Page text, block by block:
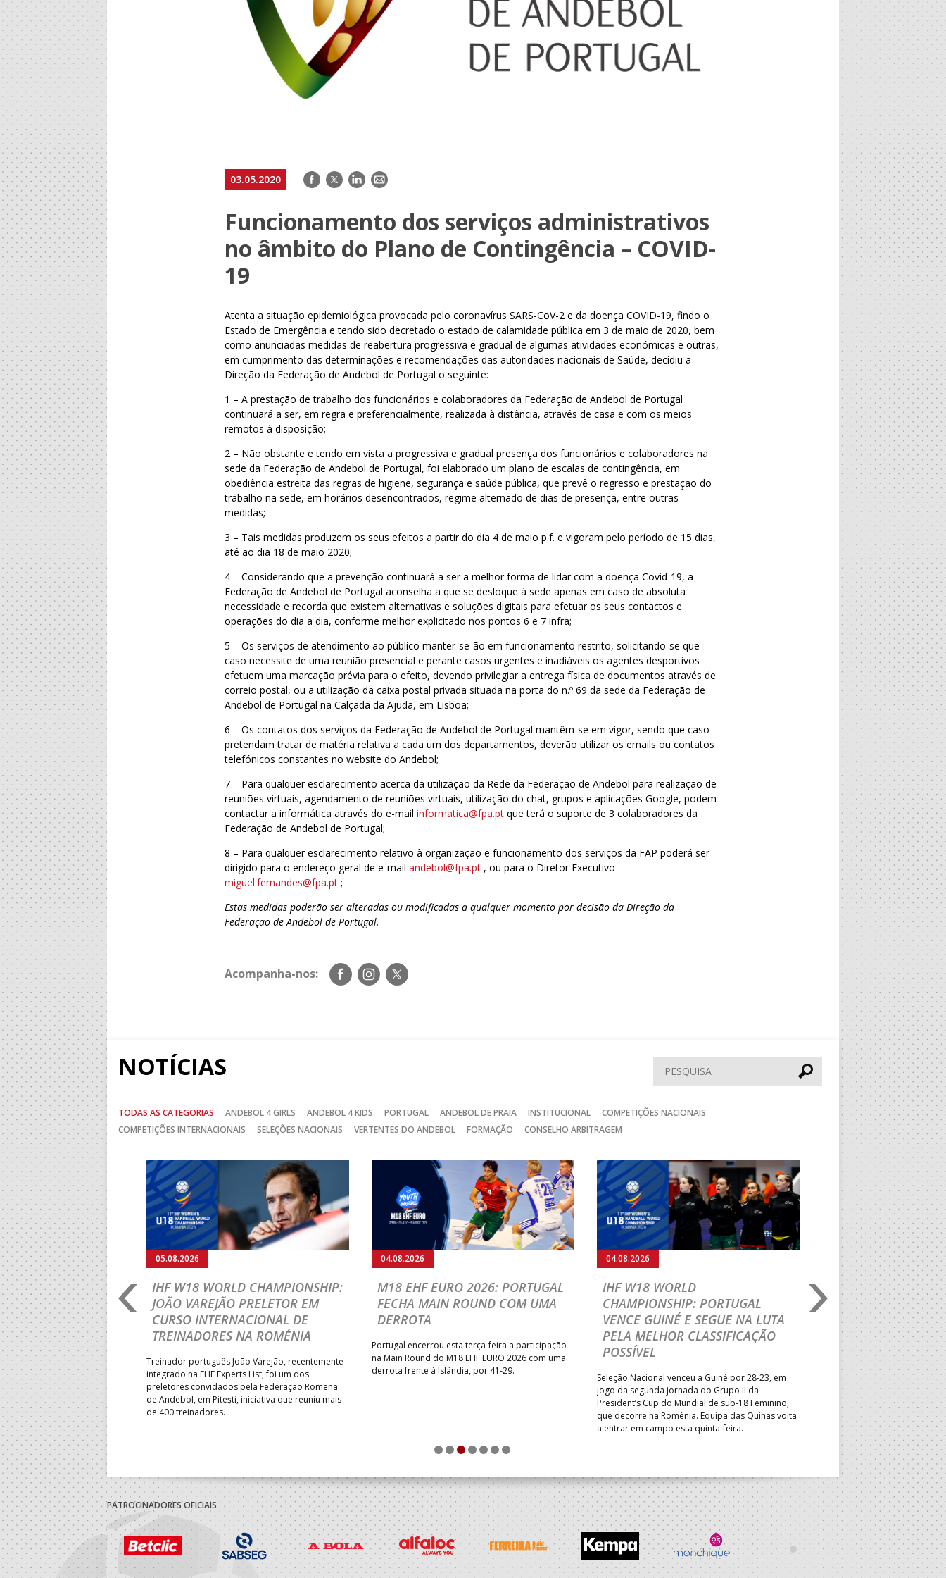
03.05.2020 Facebook
TwitterLinkedIn
E-
Funcionamento dos serviços administrativos
no âmbito do Plano de Contingência – COVID-
19
Atenta a situação epidemiológica provocada pelo coronavírus SARS-CoV-2 e da doença COVID-19, findo o
Estado de Emergência e tendo sido decretado o estado de calamidade pública em 3 de maio de 2020, bem
como anunciadas medidas de reabertura progressiva e gradual de algumas atividades económicas e outras,
em cumprimento das determinações e recomendações das autoridades nacionais de Saúde, decidiu a
Direção da Federação de Andebol de Portugal o seguinte:
1 – A prestação de trabalho dos funcionários e colaboradores da Federação de Andebol de Portugal
continuará a ser, em regra e preferencialmente, realizada à distância, através de casa e com os meios
remotos à disposição;
2 – Não obstante e tendo em vista a progressiva e gradual presença dos funcionários e colaboradores na
sede da Federação de Andebol de Portugal, foi elaborado um plano de escalas de contingência, em
obediência estreita das regras de higiene, segurança e saúde pública, que prevê o regresso e prestação do
trabalho na sede, em horários desencontrados, regime alternado de dias de presença, entre outras
medidas;
3 – Tais medidas produzem os seus efeitos a partir do dia 4 de maio p.f. e vigoram pelo período de 15 dias,
até ao dia 18 de maio 2020;
4 – Considerando que a prevenção continuará a ser a melhor forma de lidar com a doença Covid-19, a
Federação de Andebol de Portugal aconselha a que se desloque à sede apenas em caso de absoluta
necessidade e recorda que existem alternativas e soluções digitais para efetuar os seus contactos e
operações do dia a dia, conforme melhor explicitado nos pontos 6 e 7 infra;
5 – Os serviços de atendimento ao público manter-se-ão em funcionamento restrito, solicitando-se que
caso necessite de uma reunião presencial e perante casos urgentes e inadiáveis os agentes desportivos
efetuem uma marcação prévia para o efeito, devendo privilegiar a entrega física de documentos através de
correio postal, ou a utilização da caixa postal privada situada na porta do n.º 69 da sede da Federação de
Andebol de Portugal na Calçada da Ajuda, em Lisboa;
6 – Os contatos dos serviços da Federação de Andebol de Portugal mantêm-se em vigor, sendo que caso
pretendam tratar de matéria relativa a cada um dos departamentos, deverão utilizar os emails ou contatos
telefónicos constantes no website do Andebol;
7 – Para qualquer esclarecimento acerca da utilização da Rede da Federação de Andebol para realização de
reuniões virtuais, agendamento de reuniões virtuais, utilização do chat, grupos e aplicações Google, podem
contactar a informática através do e-mailinformatica@fpa.pt que terá o suporte de 3 colaboradores da
Federação de Andebol de Portugal;
8 – Para qualquer esclarecimento relativo à organização e funcionamento dos serviços da FAP poderá ser
dirigido para o endereço geral de e-mailandebol@fpa.pt , ou para o Diretor Executivo
miguel.fernandes@fpa.pt ;
Estas medidas poderão ser alteradas ou modificadas a qualquer momento por decisão da Direção da
Federação de Andebol de Portugal.
Acompanha-nos:
Siga-
nos
Siga-
nos
Siga-
nos
NOTÍCIAS Pesquisar
TODAS AS CATEGORIAS ANDEBOL 4 GIRLS ANDEBOL 4 KIDS PORTUGAL ANDEBOL DE PRAIA INSTITUCIONAL
COMPETIÇÕES NACIONAIS
COMPETIÇÕES INTERNACIONAIS
SELEÇÕES NACIONAIS VERTENTES DO ANDEBOL FORMAÇÃO CONSELHO ARBITRAGEM
CHAMPIONSHIP:
FASE A
CUP
na fase de grupos da
mede forças com o
no primeiro embate dos
entre o 17.º e 32.º lugare do
sub-18 Feminino.
05.08.2026
IHF W18 WORLD CHAMPIONSHIP:
JOÃO VAREJÃO PRELETOR EM
CURSO INTERNACIONAL DE
TREINADORES NA ROMÉNIA
Treinador português João Varejão, recentemente
integrado na EHF Experts List, foi um dos
preletores convidados pela Federação Romena
de Andebol, em Pitești, iniciativa que reuniu mais
de 400 treinadores.
04.08.2026
M18 EHF EURO 2026: PORTUGAL
FECHA MAIN ROUND COM UMA
DERROTA
Portugal encerrou esta terça-feira a participação
na Main Round do M18 EHF EURO 2026 com uma
derrota frente à Islândia, por 41-29.
04.08.2026
IHF W18 WORLD
CHAMPIONSHIP: PORTUGAL
VENCE GUINÉ E SEGUE NA LUTA
PELA MELHOR CLASSIFICAÇÃO
POSSÍVEL
Seleção Nacional venceu a Guiné por 28-23, em
jogo da segunda jornada do Grupo II da
President’s Cup do Mundial de sub-18 Feminino,
que decorre na Roménia. Equipa das Quinas volta
a entrar em campo esta quinta-feira.
03.08.2026
M18 EHF EURO
CEDE DIANTE DA
MAIN ROUND
Segunda parte dominada
derrota portuguesa por 35-
Grupo II da Main Round do
Masculino, em Belgrado.
a entrar em campo esta
horas.
Anterior Seguinte
1 2 3 4 5 6 7
PATROCINADORES OFICIAIS